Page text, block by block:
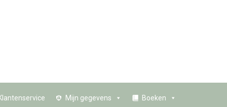
Mijn gegevens Boeken